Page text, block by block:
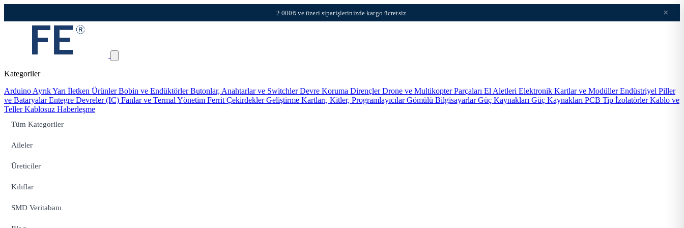
2.000₺ ve üzeri siparişlerinizde kargo ücretsiz. ×
Kategoriler
Arduino Ayrık Yarı İletken ÜrünlerBobin ve EndüktörlerButonlar, Anahtarlar ve SwitchlerDevre Koruma DirençlerDrone ve Multikopter Parçaları El Aletleri Elektronik Kartlar ve ModüllerEndüstriyel Piller
ve BataryalarEntegre Devreler (IC) Fanlar ve Termal Yönetim Ferrit ÇekirdeklerGeliştirme Kartları, Kitler, ProgramlayıcılarGömülü BilgisayarlarGüç Kaynakları Güç Kaynakları PCB Tip İzolatörlerKablo ve
TellerKablosuz Haberleşme
Tüm Kategoriler
Aileler
Üreticiler
Kılıflar
SMD Veritabanı